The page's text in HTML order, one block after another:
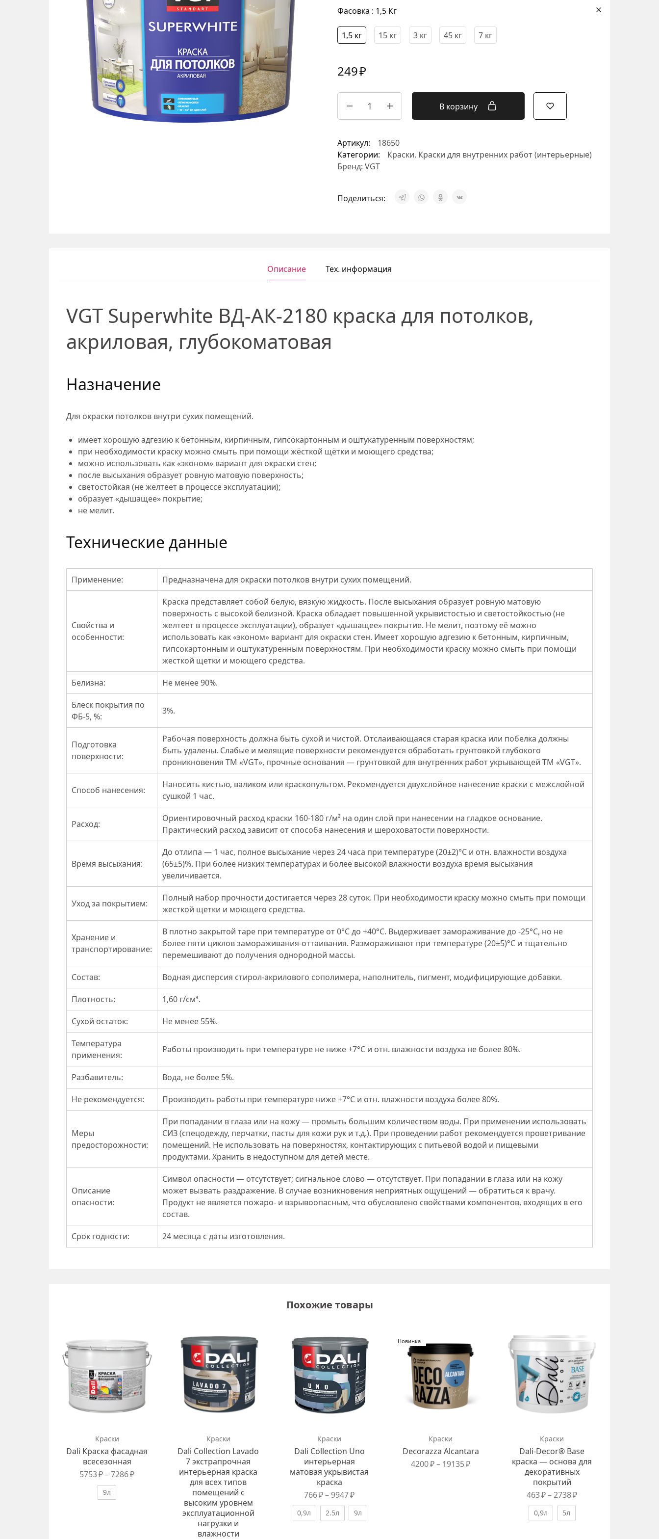
Фасовка 1,5 Кг
1,5 кг 15 кг 3 кг 45 кг 7 кг
249₽
В корзину
Артикул:
18650
Категории:
Краски, Краски для внутренних работ (интерьерные)
Бренд: VGT
Поделиться:
Описание Тех. информация
VGT Superwhite ВД-АК-2180 краска для потолков,
акриловая, глубокоматовая
Назначение
Для окраски потолков внутри сухих помещений.
имеет хорошую адгезию к бетонным, кирпичным, гипсокартонным и оштукатуренным поверхностям;
при необходимости краску можно смыть при помощи жёсткой щётки и моющего средства;
можно использовать как «эконом» вариант для окраски стен;
после высыхания образует ровную матовую поверхность;
светостойкая (не желтеет в процессе эксплуатации);
образует «дышащее» покрытие;
не мелит.
Технические данные
Применение: Предназначена для окраски потолков внутри сухих помещений.
Свойства и
особенности:
Краска представляет собой белую, вязкую жидкость. После высыхания образует ровную матовую
поверхность с высокой белизной. Краска обладает повышенной укрывистостью и светостойкостью (не
желтеет в процессе эксплуатации), образует «дышащее» покрытие. Не мелит, поэтому её можно
использовать как «эконом» вариант для окраски стен. Имеет хорошую адгезию к бетонным, кирпичным,
гипсокартонным и оштукатуренным поверхностям. При необходимости краску можно смыть при помощи
жесткой щетки и моющего средства.
Белизна: Не менее 90%.
Блеск покрытия по
ФБ-5, %:
3%.
Подготовка
поверхности:
Рабочая поверхность должна быть сухой и чистой. Отслаивающаяся старая краска или побелка должны
быть удалены. Слабые и мелящие поверхности рекомендуется обработать грунтовкой глубокого
проникновения ТМ «VGT», прочные основания — грунтовкой для внутренних работ укрывающей ТМ «VGT».
Способ нанесения:
Наносить кистью, валиком или краскопультом. Рекомендуется двухслойное нанесение краски с межслойной
сушкой 1 час.
Расход:
Ориентировочный расход краски 160-180 г/м² на один слой при нанесении на гладкое основание.
Практический расход зависит от способа нанесения и шероховатости поверхности.
Время высыхания:
До отлипа — 1 час, полное высыхание через 24 часа при температуре (20±2)°С и отн. влажности воздуха
(65±5)%. При более низких температурах и более высокой влажности воздуха время высыхания
увеличивается.
Уход за покрытием:
Полный набор прочности достигается через 28 суток. При необходимости краску можно смыть при помощи
жесткой щетки и моющего средства.
Хранение и
транспортирование:
В плотно закрытой таре при температуре от 0°С до +40°С. Выдерживает замораживание до -25°С, но не
более пяти циклов замораживания-оттаивания. Размораживают при температуре (20±5)°С и тщательно
перемешивают до получения однородной массы.
Состав: Водная дисперсия стирол-акрилового сополимера, наполнитель, пигмент, модифицирующие добавки.
Плотность: 1,60 г/см³.
Сухой остаток: Не менее 55%.
Температура
применения:
Работы производить при температуре не ниже +7°С и отн. влажности воздуха не более 80%.
Разбавитель: Вода, не более 5%.
Не рекомендуется: Производить работы при температуре ниже +7°С и отн. влажности воздуха более 80%.
Меры
предосторожности:
При попадании в глаза или на кожу — промыть большим количеством воды. При применении использовать
СИЗ (спецодежду, перчатки, пасты для кожи рук и т.д.). При проведении работ рекомендуется проветривание
помещений. Не использовать на поверхностях, контактирующих с питьевой водой и пищевыми
продуктами. Хранить в недоступном для детей месте.
Описание
опасности:
Символ опасности — отсутствует; сигнальное слово — отсутствует. При попадании в глаза или на кожу
может вызвать раздражение. В случае возникновения неприятных ощущений — обратиться к врачу.
Продукт не является пожаро- и взрывоопасным, что обусловлено свойствами компонентов, входящих в его
состав.
Срок годности: 24 месяца с даты изготовления.
Похожие товары
Краски
Dali Краска фасадная
всесезонная
5753₽–7286₽
9л
Краски
Dali Collection Lavado
7 экстрапрочная
интерьерная краска
для всех типов
помещений с
высоким уровнем
эксплуатационной
нагрузки и
влажности
Краски
Dali Collection Uno
интерьерная
матовая укрывистая
краска
766₽ – 9947₽
0,9л 2.5л 9л
Новинка
Краски
Decorazza Alcantara
4200₽– 19135₽
Краски
Dali-Decor® Base
краска — основа для
декоративных
покрытий
463₽–2738₽
0,9л 5л